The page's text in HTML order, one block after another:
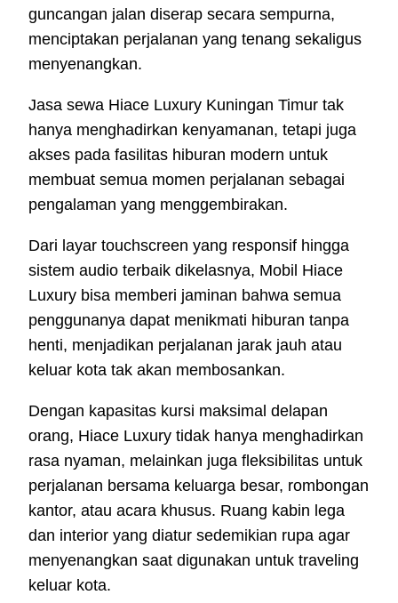
guncangan jalan diserap secara sempurna,
menciptakan perjalanan yang tenang sekaligus
menyenangkan.
Jasa sewa Hiace Luxury Kuningan Timur tak
hanya menghadirkan kenyamanan, tetapi juga
akses pada fasilitas hiburan modern untuk
membuat semua momen perjalanan sebagai
pengalaman yang menggembirakan.
Dari layar touchscreen yang responsif hingga
sistem audio terbaik dikelasnya, Mobil Hiace
Luxury bisa memberi jaminan bahwa semua
penggunanya dapat menikmati hiburan tanpa
henti, menjadikan perjalanan jarak jauh atau
keluar kota tak akan membosankan.
Dengan kapasitas kursi maksimal delapan
orang, Hiace Luxury tidak hanya menghadirkan
rasa nyaman, melainkan juga fleksibilitas untuk
perjalanan bersama keluarga besar, rombongan
kantor, atau acara khusus. Ruang kabin lega
dan interior yang diatur sedemikian rupa agar
menyenangkan saat digunakan untuk traveling
keluar kota.